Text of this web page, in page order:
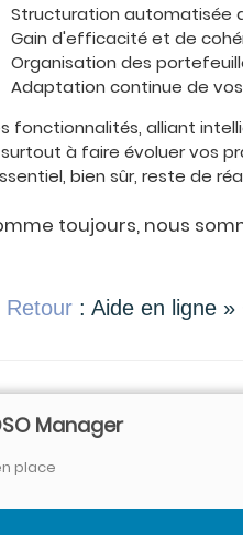
Structuration automatisée
Gain d'efficacité et de
Organisation des
Adaptation continue de
fonctionnalités, alliant
à faire évoluer vos
bien sûr, reste de
toujours, nous
: Aide en ligne
Manager
place